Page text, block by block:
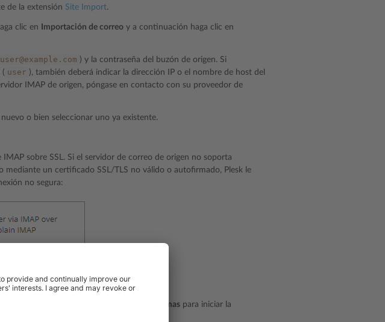
de la extensión Site Import.
clic en Importación de correo y a continuación haga clic en
user@example.com ) y la contraseña del buzón de origen. Si
( user ), también deberá indicar la dirección IP o el nombre de host del
IMAP de origen, póngase en contacto con su proveedor de
o bien seleccionar uno ya existente.
sobre SSL. Si el servidor de correo de origen no soporta
un certificado SSL/TLS no válido o autofirmado, Plesk le
no segura:
SSL, haga clic en Continuar de todas formas para iniciar la